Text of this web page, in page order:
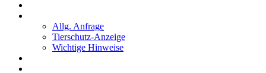
Allg. Anfrage
Tierschutz-Anzeige
Wichtige Hinweise